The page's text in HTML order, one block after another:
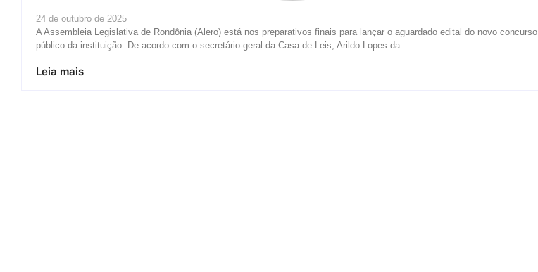
24 de outubro de 2025
A Assembleia Legislativa de Rondônia (Alero) está nos preparativos finais para lançar o aguardado edital do novo concurso
público da instituição. De acordo com o secretário-geral da Casa de Leis, Arildo Lopes da...
Leia mais